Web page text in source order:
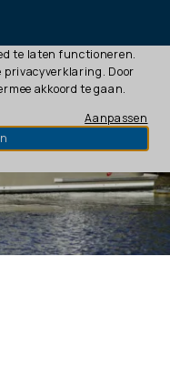
te laten functioneren.
privacyverklaring. Door
akkoord te gaan.
Aanpassen